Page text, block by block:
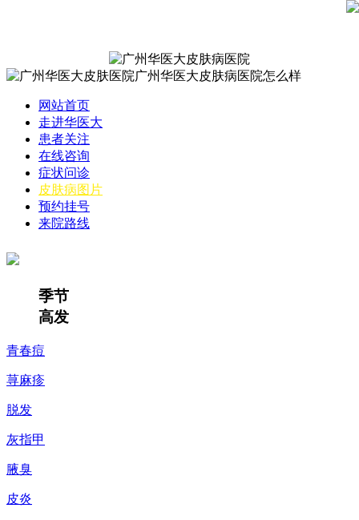
网站首页
走进华医大
患者关注
在线咨询
症状问诊
皮肤病图片
预约挂号
来院路线
季节
高发
青春痘
荨麻疹
脱发
灰指甲
腋臭
皮炎